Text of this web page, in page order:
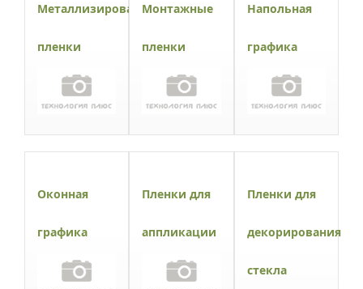
Металлизированные
пленки
Монтажные
пленки
Напольная
графика
Оконная
графика
Пленки для
аппликации
Пленки для
декорирования
стекла